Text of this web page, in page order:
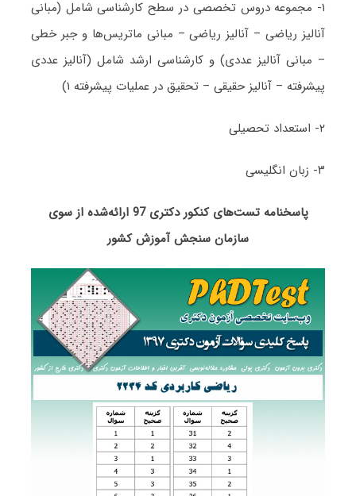
۱- مجموعه دروس تخصصی در سطح کارشناسی شامل (مبانی
آنالیز ریاضی – آنالیز ریاضی – مبانی ماتریس‌ها و جبر خطی
– مبانی آنالیز عددی) و کارشناسی ارشد شامل (آنالیز عددی
پیشرفته – آنالیز حقیقی – تحقیق در عملیات پیشرفته ۱)
۲- استعداد تحصیلی
۳- زبان انگلیسی
پاسخنامه تست‌های کنکور دکتری 97 ارائه‌شده از سوی
سازمان سنجش آموزش کشور